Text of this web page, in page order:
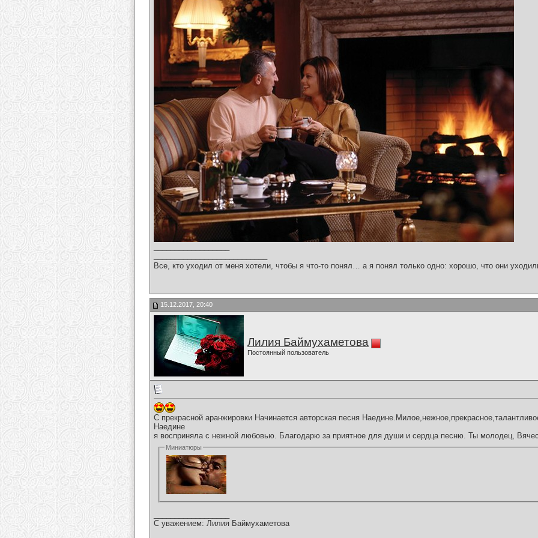
Все, кто уходил от меня хотели, чтобы я что-то понял… а я понял только одно: хорошо, что они
15.12.2017, 20:40
Лилия Баймухаметова
Постоянный пользователь
С прекрасной аранжировки Начинается авторская песня
Наедине
я восприняла с нежной любовью. Благодарю за приятное для души и сердца песню. Ты молодец,
Миниатюры
С уважением: Лилия Баймухаметова